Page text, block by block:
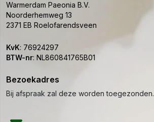
Warmerdam Paeonia B.V.
Noorderhemweg 13
2371 EB Roelofarendsveen
KvK: 76924297
BTW-nr: NL860841765B01
Bezoekadres
Bij afspraak zal deze worden toegezonden.